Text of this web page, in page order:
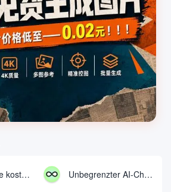
PolyBuzz: eine kostenlose Chat- und Rollenspielplattform für die Interaktion mit KI-Charakteren Unbegrenzter AI-Chat: kostenloses unbegrenztes AI-Chat-Tool